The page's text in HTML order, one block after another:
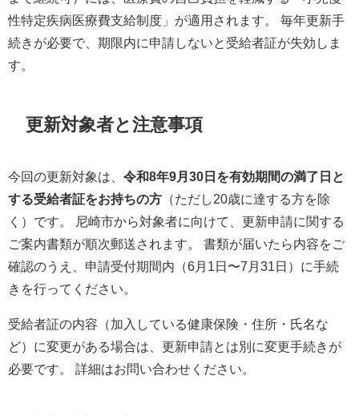
性特定疾病医療費支給制度」が適用されます。 毎年更新手
続きが必要で、期限内に申請しないと受給者証が失効しま
す。
更新対象者と注意事項
今回の更新対象は、 令和8年9月30日を有効期間の満了日と
する受給者証をお持ちの方 （ただし20歳に達する方を除
く）です。 尼崎市から対象者に向けて、更新申請に関する
ご案内書類が順次郵送されます。 書類が届いたら内容をご
確認のうえ、申請受付期間内（6月1日〜7月31日）に手続
きを行ってください。
受給者証の内容（加入している健康保険・住所・氏名な
ど）に変更がある場合は、更新申請とは別に変更手続きが
必要です。 詳細はお問い合わせください。